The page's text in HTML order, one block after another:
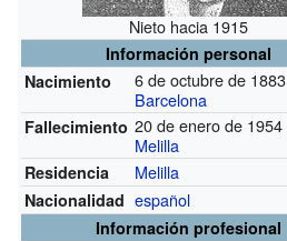
Nieto hacia 1915
Información personal
Nacimiento
6 de octubre de 1883
Barcelona
Fallecimiento 20 de enero de 1954
Melilla
Residencia Melilla
Nacionalidad español
Información profesional